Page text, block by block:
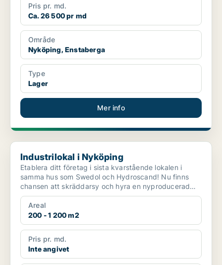
Pris pr. md.
Ca. 26 500 pr md
Område
Nyköping, Enstaberga
Type
Lager
Mer info
Industrilokal i Nyköping
Industrilokal i Nyköping
Etablera ditt företag i sista kvarstående lokalen i
samma hus som Swedol och Hydroscand! Nu finns
chansen att skräddarsy och hyra en nyproducerad
lokal på...
Areal
200 - 1 200 m2
Pris pr. md.
Inte angivet